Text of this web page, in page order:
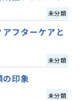
未分類
フターケアと
未分類
印象
未分類